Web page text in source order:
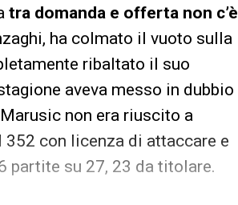
tra domanda e offerta non c’è
ha colmato il vuoto sulla
ribaltato il suo
aveva messo in dubbio
non era riuscito a
352 con licenza di attaccare e
partite su 27, 23 da titolare.